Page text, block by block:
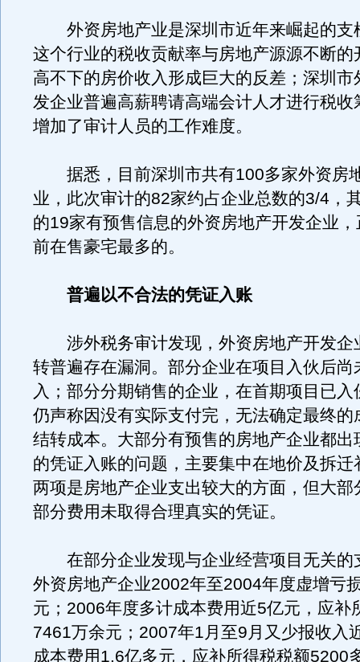
外资房地产业是深圳市近年来崛起的支
这个行业的税收贡献率与房地产源源不断的
高不下的房价收入形成巨大的反差；深圳市
发企业普遍高薪聘请高端会计人才进行税收
增加了审计人员的工作难度。
据悉，目前深圳市共有100多家外资房
业，此次审计的82家约占企业总数的3/4，
的19家有预售信息的外资房地产开发企业
前在售豪宅最多的。
普遍以不合法的凭证入账
涉外税务审计发现，外资房地产开发企
转普遍存在漏洞。部分企业在项目入伙后尚
入；部分分期销售的企业，在首期项目已入
仍声称因没有实际支付完，无法确定最终的
结转成本。大部分有预售的房地产企业都出
的凭证入账的问题，主要集中在地价及拆迁
两项是房地产企业支出较大的方面，但大部
部分费用未取得合理真实的凭证。
在部分企业发现与企业经营项目无关的
外资房地产企业2002年至2004年度虚增亏
元；2006年度多计成本费用近5亿元，应补
7461万余元；2007年1月至9月又少报收入
成本费用1.6亿多元，应补所得税税额5200